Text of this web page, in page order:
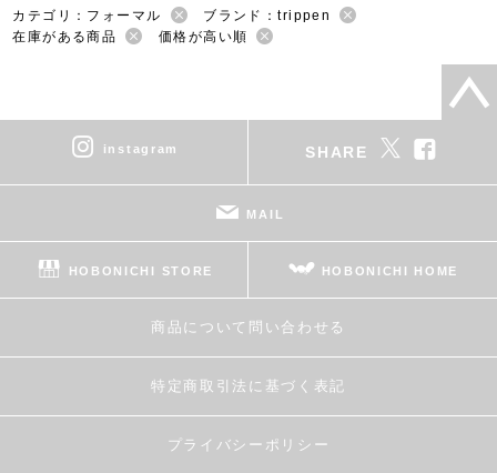
カテゴリ：フォーマル
ブランド：trippen
在庫がある商品
価格が高い順
instagram SHARE
MAIL
HOBONICHI STORE HOBONICHI HOME
商品について問い合わせる
特定商取引法に基づく表記
プライバシーポリシー